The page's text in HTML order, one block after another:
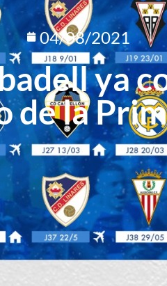
04/08/2021
ya
de la